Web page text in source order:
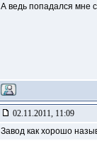
А ведь попадался мне
02.11.2011, 11:09
Завод как хорошо